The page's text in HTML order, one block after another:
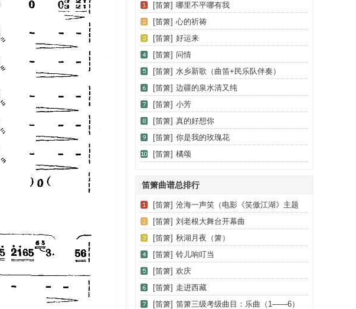
[笛箫] 哪里不平哪有我
[笛箫] 心的祈祷
[笛箫] 好运来
[笛箫] 问情
[笛箫] 水乡新歌（曲笛+民乐队伴奏）
[笛箫] 边疆的泉水清又纯
[笛箫] 小芳
[笛箫] 真的好想你
[笛箫] 你是我的玫瑰花
[笛箫] 橘颂
笛箫曲谱总排行
[笛箫] 沧海一声笑（电影《笑傲江湖》主题
曲）
[笛箫] 刘老根大舞台开幕曲
[笛箫] 秋湖月夜（箫）
[笛箫] 铃儿响叮当
[笛箫] 欢庆
[笛箫] 走进西藏
[笛箫] 笛箫三级考级曲目：乐曲（1——6）